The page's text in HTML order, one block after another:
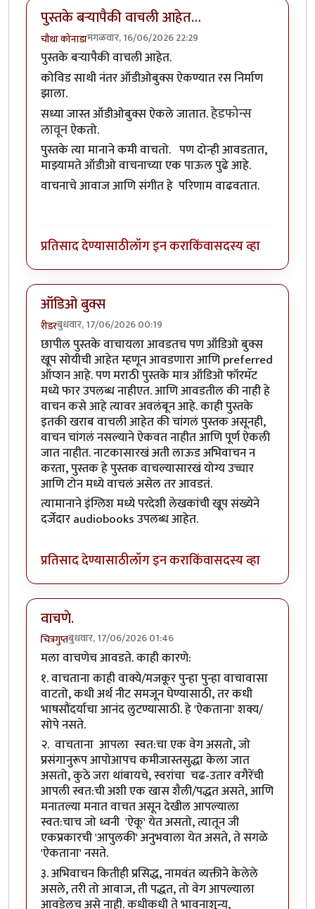
पुस्तके बऱ्यापैकी वाचली आहेत…
चौथा कोनाडामंगळवार, 16/06/2026 22:29
पुस्तके बऱ्यापैकी वाचली आहेत.
कोविड साथी नंतर ऑडीओबुक्स ऐकण्यात रस निर्माण
झाला.
सध्या जास्त ऑडीओबुक्स ऐकले जातात.हेडफोन्स
लावूनऐकतो.
पुस्तके त्या मानाने कमी वाचतो. पण दोन्ही आवडतात,
माझ्यामते ऑडीओ वाचनाच्या एक पाऊल पुढे आहे.
वाचनाचे आवाज आणि संगीत हे परिणाम वाढवतात.
प्रतिसाद देण्यासाठीलॉग इन कराकिंवासदस्य व्हा
ऑडिओ बुक्स
रीडरबुधवार, 17/06/2026 00:19
छापील पुस्तके वाचायला आवडतच पण ऑडिओ बुक्स
खूप सोयीची आहेत म्हणून आवडणारा आणि preferred
ऑप्शन आहे. पण मराठी पुस्तके मात्र ऑडिओ फॉरमॅट
मध्ये फार उपलब्ध नाहीएत. आणि आवडतील की नाही हे
वाचन कसे आहे त्यावर अवलंबून आहे. काही पुस्तके
इतकी खराब वाचली आहेत की चांगलं पुस्तक असूनही,
वाचन चांगलं नसल्याने ऐकवत नाहीत आणि पूर्ण ऐकली
जात नाहीत. नाटकासारखं अती लाऊड अभिवाचन न
करता, पुस्तक हे पुस्तक वाचल्यासारखं योग्य उच्चार
आणि टोन मध्ये वाचलं असेल तर आवडतं.
त्यामानाने इंग्लिश मध्ये परदेशी लेखकांची खूप संख्येने
दर्जेदार audiobooks उपलब्ध आहेत.
प्रतिसाद देण्यासाठीलॉग इन कराकिंवासदस्य व्हा
वाचणे.
चित्रगुप्तबुधवार, 17/06/2026 01:46
मला वाचणेच आवडते. काही कारणे:
१. वाचताना काही वाक्ये/मजकूर पुन्हा पुन्हा वाचावासा
वाटतो, कधी अर्थ नीट समजून घेण्यासाठी, तर कधी
भाषसौंदर्याचा आनंद लुटण्यासाठी. हे 'ऐकताना' शक्य/
सोपे नसते.
२. वाचताना आपला स्वत:चा एक वेग असतो, जो
प्रसंगानुरूप आपोआपच कमीजास्तसुद्धा केला जात
असतो, कुठे जरा थांबायचे, स्वरांचा चढ-उतार वगैरेंची
आपली स्वत:ची अशी एक खास शैली/पद्धत असते, आणि
मनातल्या मनात वाचत असून देखील आपल्याला
स्वत:चाच जो ध्वनी 'ऐकू' येत असतो, त्यातून जी
एकप्रकारची 'आपुलकी' अनुभवाला येत असते, ते सगळे
'ऐकताना' नसते.
३. अभिवाचन कितीही प्रसिद्ध, नामवंत व्यक्तीने केलेले
असले, तरी तो आवाज, ती पद्धत, तो वेग आपल्याला
आवडेलच असे नाही. कधीकधी ते भावनाशून्य,